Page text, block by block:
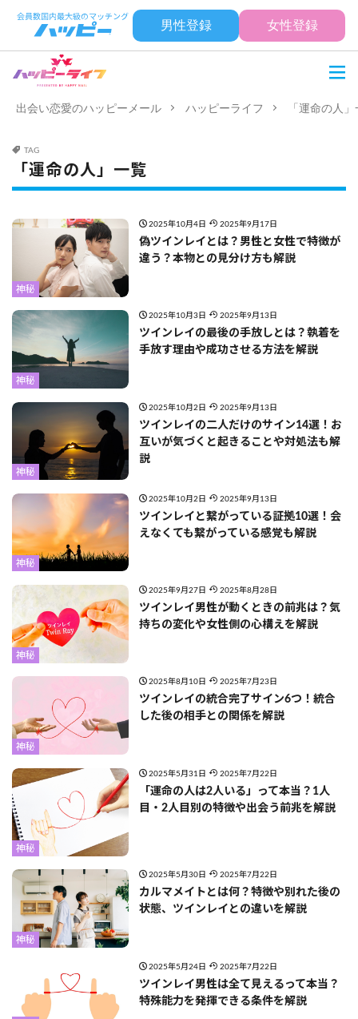
男性登録 女性登録
出会い恋愛のハッピーメール ハッピーライフ 「運命の人
TAG
「運命の人」一覧
神秘
2025年10月4日 2025年9月17日
偽ツインレイとは？男性と女性で特徴が
違う？本物との見分け方も解説
神秘
2025年10月3日 2025年9月13日
ツインレイの最後の手放しとは？執着を
手放す理由や成功させる方法を解説
神秘
2025年10月2日 2025年9月13日
ツインレイの二人だけのサイン14選！お
互いが気づくと起きることや対処法も解
説
神秘
2025年10月2日 2025年9月13日
ツインレイと繋がっている証拠10選！会
えなくても繋がっている感覚も解説
神秘
2025年9月27日 2025年8月28日
ツインレイ男性が動くときの前兆は？気
持ちの変化や女性側の心構えを解説
神秘
2025年8月10日 2025年7月23日
ツインレイの統合完了サイン6つ！統合
した後の相手との関係を解説
神秘
2025年5月31日 2025年7月22日
「運命の人は2人いる」って本当？1人
目・2人目別の特徴や出会う前兆を解説
神秘
2025年5月30日 2025年7月22日
カルマメイトとは何？特徴や別れた後の
状態、ツインレイとの違いを解説
2025年5月24日 2025年7月22日
ツインレイ男性は全て見えるって本当？
特殊能力を発揮できる条件を解説